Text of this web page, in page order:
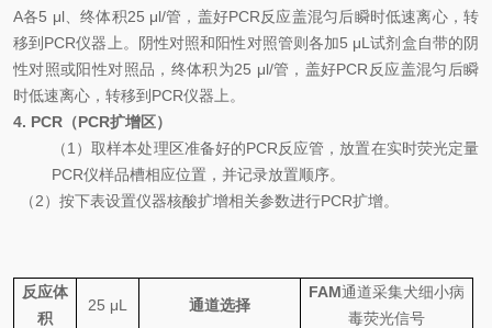
A各5 μl、终体积25 μl/管，盖好PCR反应盖混匀后瞬时低速离心，转
移到 PCR仪器上。阴性对照和阳性对照管则各加5 μL试剂盒自带的阴
性对照或阳性对照品，终体积为25 μl/管，盖好PCR 反应盖混匀后瞬
时低速离心，转移到 PCR仪器上。
4. PCR （PCR扩增区）
（1 ）取样本处理区准备好的PCR反应管，放置在实时荧光定量
PCR仪样品槽相应位置，并记录放置顺序。
（2）按下表设置仪器核酸扩增相关参数进行PCR扩增。
反应体
积
25 μL 通道选择
FAM通道采集犬细小病
毒荧光信号